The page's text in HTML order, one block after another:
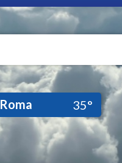
Roma 35°